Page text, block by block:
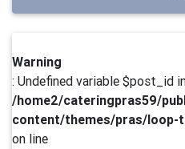
Warning
: Undefined variable $post_id
/home2/cateringpras59/
content/themes/pras/loop-
on line